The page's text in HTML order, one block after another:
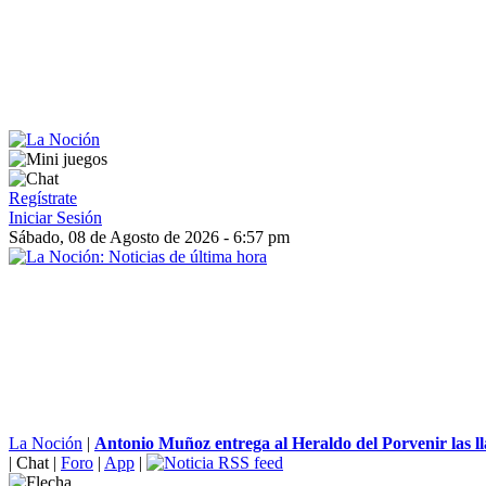
Regístrate
Iniciar Sesión
Sábado, 08 de Agosto de 2026 - 6:57 pm
La Noción | Antonio Muñoz entrega al Heraldo del Porvenir las
| Chat | Foro | App |